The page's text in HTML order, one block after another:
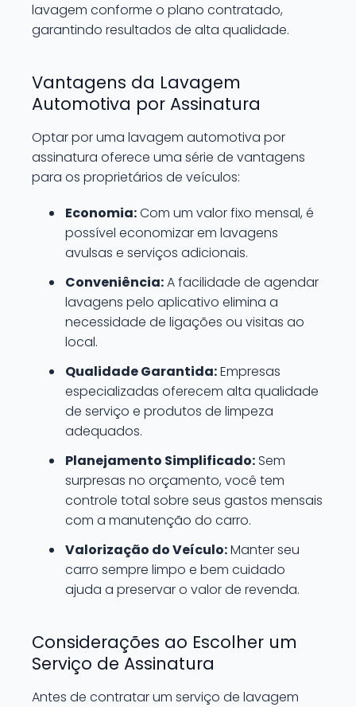
lavagem conforme o plano contratado,
garantindo resultados de alta qualidade.
Vantagens da Lavagem
Automotiva por Assinatura
Optar por uma lavagem automotiva por
assinatura oferece uma série de vantagens
para os proprietários de veículos:
Economia:Com um valor fixo mensal, é
possível economizar em lavagens
avulsas e serviços adicionais.
Conveniência:A facilidade de agendar
lavagens pelo aplicativo elimina a
necessidade de ligações ou visitas ao
local.
Qualidade Garantida:Empresas
especializadas oferecem alta qualidade
de serviço e produtos de limpeza
adequados.
Planejamento Simplificado: Sem
surpresas no orçamento, você tem
controle total sobre seus gastos mensais
com a manutenção do carro.
Valorização do Veículo:Manter seu
carro sempre limpo e bem cuidado
ajuda a preservar o valor de revenda.
Considerações ao Escolher um
Serviço de Assinatura
Antes de contratar um serviço de lavagem